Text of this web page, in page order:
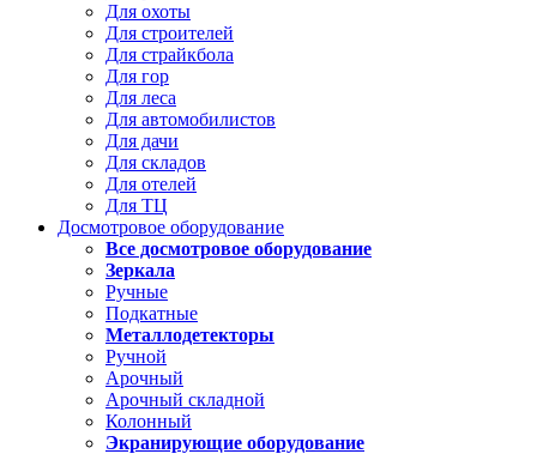
Для охоты
Для строителей
Для страйкбола
Для гор
Для леса
Для автомобилистов
Для дачи
Для складов
Для отелей
Для ТЦ
Досмотровое оборудование
Все досмотровое оборудование
Зеркала
Ручные
Подкатные
Металлодетекторы
Ручной
Арочный
Арочный складной
Колонный
Экранирующие оборудование